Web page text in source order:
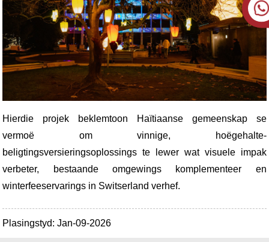
Hierdie projek beklemtoon Haïtiaanse gemeenskap se
vermoë om vinnige, hoëgehalte-
beligtingsversieringsoplossings te lewer wat visuele impak
verbeter, bestaande omgewings komplementeer en
winterfeeservarings in Switserland verhef.
Plasingstyd: Jan-09-2026